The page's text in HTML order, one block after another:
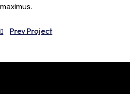
maximus.
Prev Project